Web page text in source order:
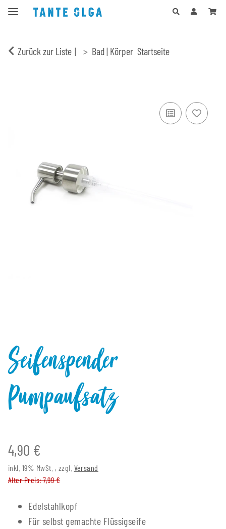
Zurück zur Liste Bad | Körper Startseite
Seifenspender
Pumpaufsatz
4,90 €
inkl. 19% MwSt. , zzgl. Versand
Alter Preis: 7,99 €
Edelstahlkopf
Für selbst gemachte Flüssigseife